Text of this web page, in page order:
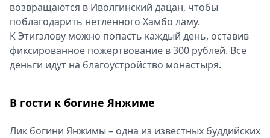
возвращаются в Иволгинский дацан, чтобы
поблагодарить нетленного Хамбо ламу.
К Этигэлову можно попасть каждый день, оставив
фиксированное пожертвование в 300 рублей. Все
деньги идут на благоустройство монастыря.
В гости к богине Янжиме
Лик богини Янжимы – одна из известных буддийских